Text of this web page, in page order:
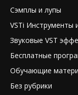
Сэмплы и лупы
VSTi Инструменты
Звуковые VST
Бесплатные
Обучающие
Без рубрики